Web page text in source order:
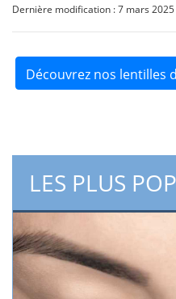
Dernière modification : 7 mars 2025
Découvrez nos lentilles
LES PLUS